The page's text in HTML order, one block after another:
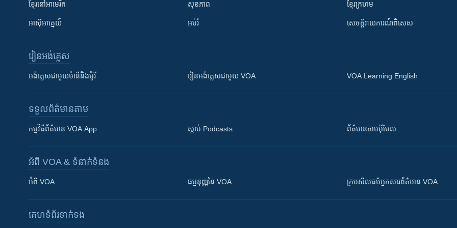
ខ្មែរ​នៅអាមេរិក
អាស៊ីអាគ្នេយ៍
សុខភាព
អប់រំ
ខ្មែរក្រហម
សេចក្តីរាយការណ៍ពិសេស
រៀន​​អង់គ្លេស
អង់គ្លេស​ជាមួយ​ម៉ានី​និង​ម៉ូរី រៀន​​​​​​អង់គ្លេស​​ជាមួយ VOA VOA Learning English
ទទួល​ព័ត៌មាន​តាម
កម្មវិធី​ព័ត៌មាន VOA App ស្តាប់ Podcasts ព័ត៌មាន​តាម​អ៊ីមែល
អំពី​ VOA & ទំនាក់ទំនង
អំពី​ VOA ធម្មនុញ្ញ​នៃ VOA ក្រម​​​សីលធម៌​​​អ្នក​​​សារព័ត៌មាន VOA
គេហទំព័រ​​ទាក់ទង